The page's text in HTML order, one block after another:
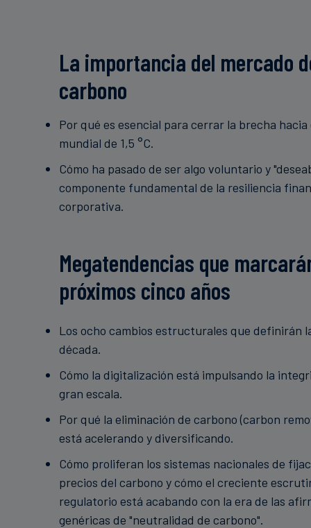
La importancia del mercado
carbono
Por qué es esencial para cerrar la brecha
mundial de 1,5 °C.
Cómo ha pasado de ser algo voluntario y
componente fundamental de la resiliencia
corporativa.
Megatendencias que
próximos cinco años
Los ocho cambios estructurales que definirán
década.
Cómo la digitalización está impulsando la
gran escala.
Por qué la eliminación de carbono (carbon
está acelerando y diversificando.
Cómo proliferan los sistemas nacionales de
precios del carbono y cómo el creciente
regulatorio está acabando con la era de las
genéricas de "neutralidad de carbono".